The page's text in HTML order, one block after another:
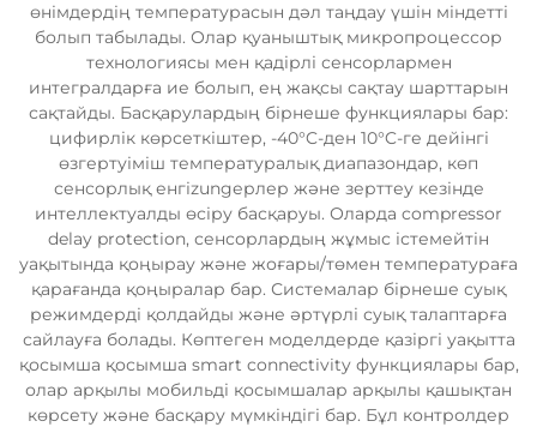
өнімдердің температурасын дәл таңдау үшін міндетті
болып табылады. Олар қуаныштық микропроцессор
технологиясы мен қадірлі сенсорлармен
интегралдарға ие болып, ең жақсы сақтау шарттарын
сақтайды. Басқарулардың бірнеше функциялары бар:
цифирлік көрсеткіштер, -40°C-ден 10°C-ге дейінгі
өзгертуіміш температуралық диапазондар, көп
сенсорлық енгіzungерлер және зерттеу кезінде
интеллектуалды өсіру басқаруы. Оларда compressor
delay protection, сенсорлардың жұмыс істемейтін
уақытында қоңырау және жоғары/төмен температураға
қарағанда қоңыралар бар. Системалар бірнеше суық
режимдерді қолдайды және әртүрлі суық талаптарға
сайлауға болады. Көптеген моделдерде қазіргі уақытта
қосымша қосымша smart connectivity функциялары бар,
олар арқылы мобильді қосымшалар арқылы қашықтан
көрсету және басқару мүмкіндігі бар. Бұл контролдер